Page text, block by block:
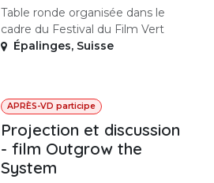
Table ronde organisée dans le
cadre du Festival du Film Vert
Épalinges, Suisse
APRÈS-VD participe
Projection et discussion
- film Outgrow the
System